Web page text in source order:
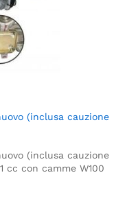
(inclusa cauzione
(inclusa cauzione
cc con camme W100